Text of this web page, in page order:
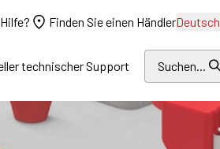
Finden Sie einen HändlerDeutsch
technischer Support Suchen...